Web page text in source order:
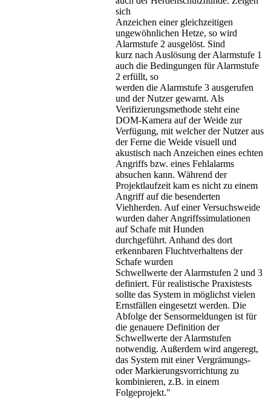
sich
Anzeichen einer gleichzeitigen
ungewöhnlichen Hetze, so wird
Alarmstufe 2 ausgelöst. Sind
kurz nach Auslösung der Alarmstufe 1
auch die Bedingungen für Alarmstufe
2 erfüllt, so
werden die Alarmstufe 3 ausgerufen
und der Nutzer gewarnt. Als
Verifizierungsmethode steht eine
DOM-Kamera auf der Weide zur
Verfügung, mit welcher der Nutzer aus
der Ferne die Weide visuell und
akustisch nach Anzeichen eines echten
Angriffs bzw. eines Fehlalarms
absuchen kann. Während der
Projektlaufzeit kam es nicht zu einem
Angriff auf die besenderten
Viehherden. Auf einer Versuchsweide
wurden daher Angriffssimulationen
auf Schafe mit Hunden
durchgeführt. Anhand des dort
erkennbaren Fluchtverhaltens der
Schafe wurden
Schwellwerte der Alarmstufen 2 und 3
definiert. Für realistische Praxistests
sollte das System in möglichst vielen
Ernstfällen eingesetzt werden. Die
Abfolge der Sensormeldungen ist für
die genauere Definition der
Schwellwerte der Alarmstufen
notwendig. Außerdem wird angeregt,
das System mit einer Vergrämungs-
oder Markierungsvorrichtung zu
kombinieren, z.B. in einem
Folgeprojekt."